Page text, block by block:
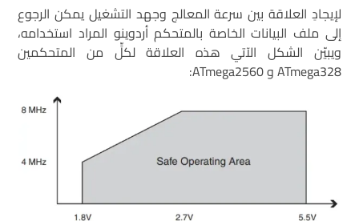
لإيجادِ العلاقة بين سرعة المعالج وجهد التشغيل يمكن الرجوع
إلى ملف البيانات الخاصة بالمتحكم أردوينو المراد استخدامه،
ويبيّن الشكل الآتي هذه العلاقة لكلٍّ من المتحكمين
ATmega328 و ATmega2560: